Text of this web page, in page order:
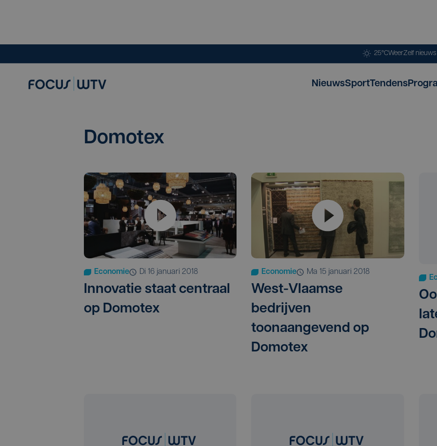
25°CWeerZelf
NieuwsSportTendens
Domotex
Economie di 16 januari 2018
Innovatie staat centraal
op Domotex
Economie ma 15 januari 2018
West-Vlaamse
bedrijven
toonaangevend op
Domotex